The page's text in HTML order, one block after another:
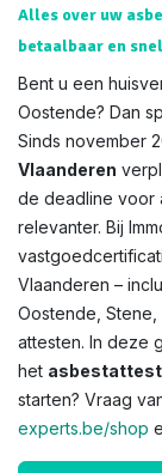
Alles over uw
betaalbaar en
Bent u een
Oostende? Dan
Sinds november
Vlaanderen
de deadline voor
relevanter. Bij
Vlaanderen –
Oostende,
attesten. In deze
het asbestattest
starten? Vraag
experts.be/shop